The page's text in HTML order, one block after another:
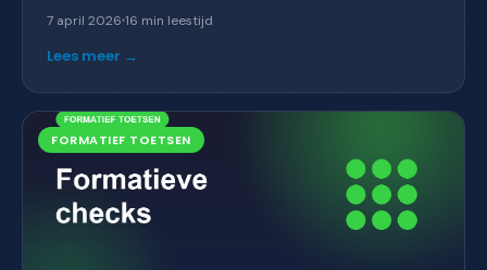
essentiële criteria, van vraagtypen en AI-nakijken tot
AVG-compliance en kosten.
7 april 2026 16 min leestijd
Lees meer →
FORMATIEF TOETSEN